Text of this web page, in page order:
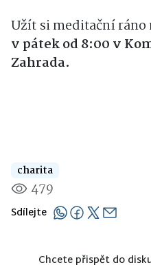
Užít si meditační
v pátek od 8:00 v
Zahrada.
charita
479
Sdílejte
Chcete přispět do